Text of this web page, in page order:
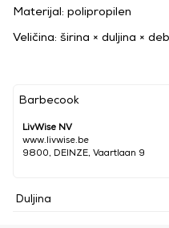
Barbecook
LivWise NV
www.livwise.be
9800, DEINZE, Vaartlaan 9
Duljina
Materijal: polipropilen
Veličina: širina × duljina ×